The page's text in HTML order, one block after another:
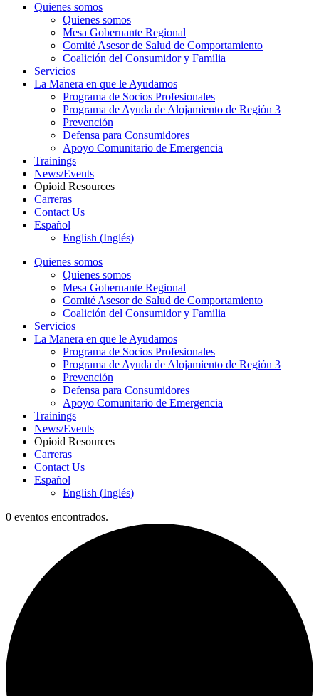
Quienes somos
Quienes somos
Mesa Gobernante Regional
Comité Asesor de Salud de Comportamiento
Coalición del Consumidor y Familia
Servicios
La Manera en que le Ayudamos
Programa de Socios Profesionales
Programa de Ayuda de Alojamiento de Región 3
Prevención
Defensa para Consumidores
Apoyo Comunitario de Emergencia
Trainings
News/Events
Opioid Resources
Carreras
Contact Us
Español
English (Inglés)
Quienes somos
Quienes somos
Mesa Gobernante Regional
Comité Asesor de Salud de Comportamiento
Coalición del Consumidor y Familia
Servicios
La Manera en que le Ayudamos
Programa de Socios Profesionales
Programa de Ayuda de Alojamiento de Región 3
Prevención
Defensa para Consumidores
Apoyo Comunitario de Emergencia
Trainings
News/Events
Opioid Resources
Carreras
Contact Us
Español
English (Inglés)
0 eventos encontrados.